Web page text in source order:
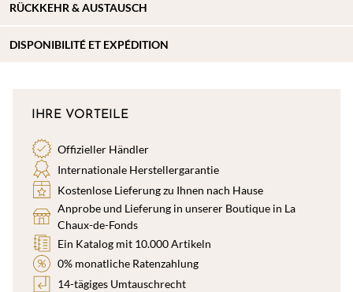
RÜCKKEHR & AUSTAUSCH
DISPONIBILITÉ ET EXPÉDITION
IHRE VORTEILE
Offizieller Händler
Internationale Herstellergarantie
Kostenlose Lieferung zu Ihnen nach Hause
Anprobe und Lieferung in unserer Boutique in La
Chaux-de-Fonds
Ein Katalog mit 10.000 Artikeln
0% monatliche Ratenzahlung
14-tägiges Umtauschrecht